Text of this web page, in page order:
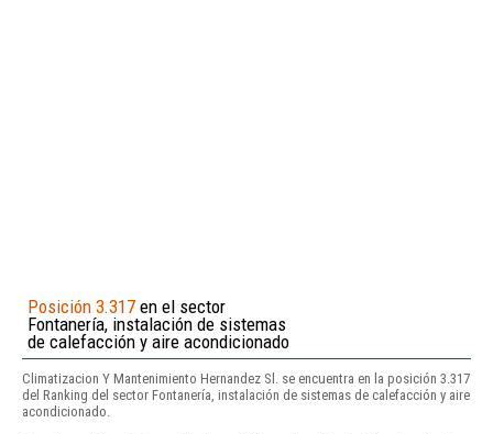
Posición 3.317 en el sector
Fontanería, instalación de sistemas
de calefacción y aire acondicionado
Climatizacion Y Mantenimiento Hernandez Sl. se encuentra en la posición 3.317
del Ranking del sector Fontanería, instalación de sistemas de calefacción y aire
acondicionado.